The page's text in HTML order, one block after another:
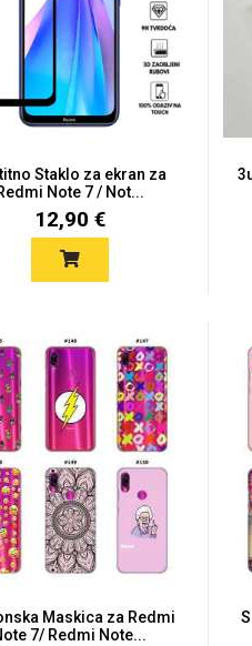
Staklo za ekran za
Note 7 / Not...
12,90 €
Maskica za Redmi
7/ Redmi Note...